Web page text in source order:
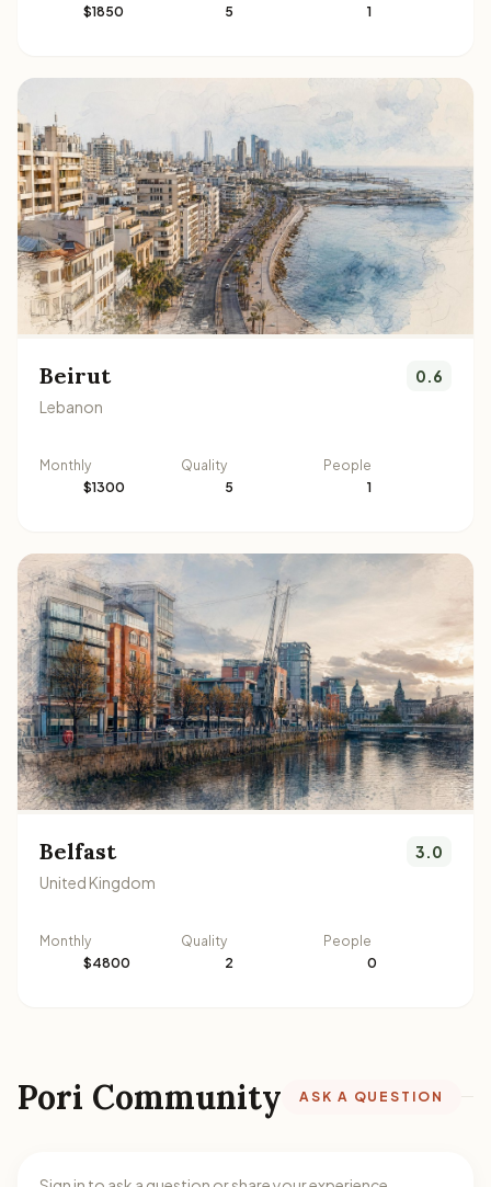
$1850
5
1
Beirut
Lebanon
0.6
Monthly
$1300
Quality
5
People
1
Belfast
United Kingdom
3.0
Monthly
$4800
Quality
2
People
0
Pori Community ASK A QUESTION